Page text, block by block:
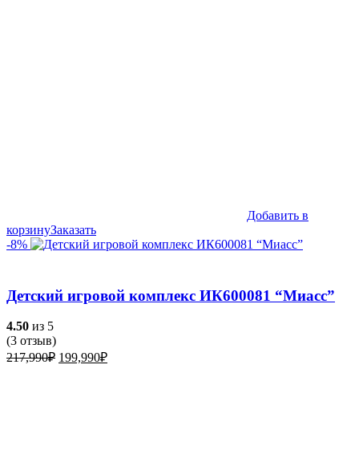
Добавить в
корзинуЗаказать
-8%
Детский игровой комплекс ИК600081 “Миасс”
4.50 из 5
(3 отзыв)
217,990₽ Первоначальная
199,990₽Текущая